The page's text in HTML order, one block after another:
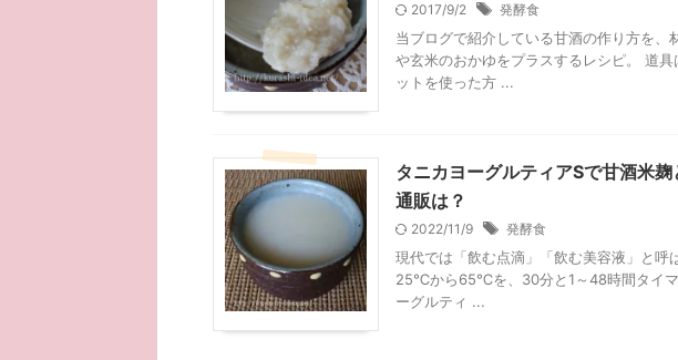
2017/9/2 発酵食
当ブログで紹介している甘酒の作り方を
や玄米のおかゆをプラスするレシピ。 道
ットを使った方 ...
タニカヨーグルティアSで甘酒米
通販は？
2022/11/9 発酵食
現代では「飲む点滴」「飲む美容液」と呼
25℃から65℃を、30分と1～48時間タイマ
ーグルティ ...